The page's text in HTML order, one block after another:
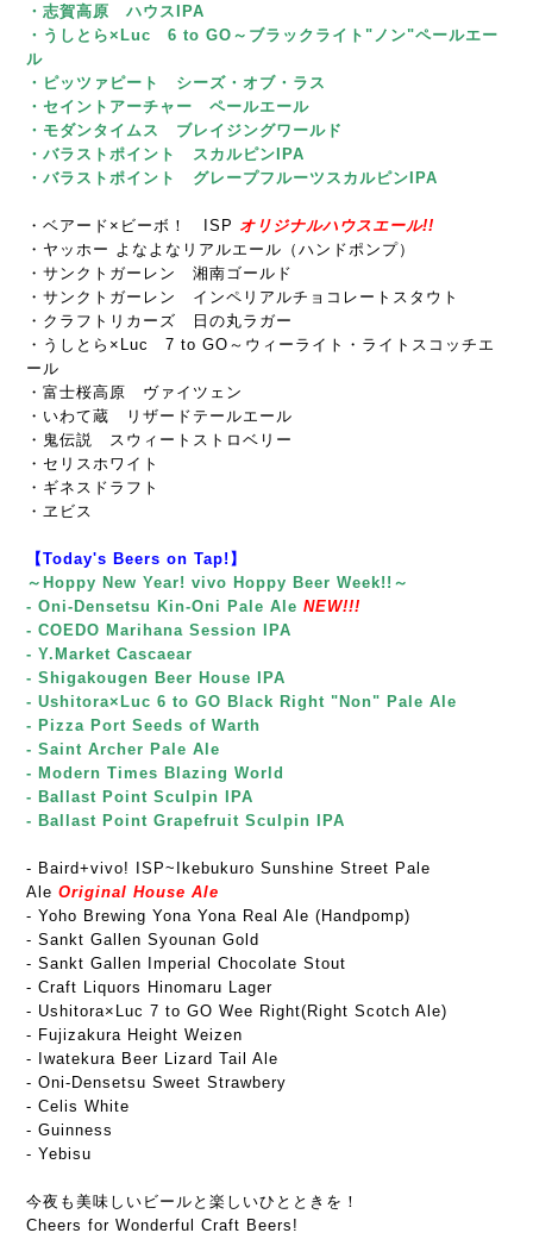
・志賀高原 ハウスIPA
・うしとら×Luc 6 to GO～ブラックライト"ノン"ペールエー
ル
・ピッツァピート シーズ・オブ・ラス
・セイントアーチャー ペールエール
・モダンタイムス ブレイジングワールド
・バラストポイント スカルピンIPA
・バラストポイント グレープフルーツスカルピンIPA
・ベアード×ビーボ！ ISP オリジナルハウスエール!!
・ヤッホー よなよなリアルエール（ハンドポンプ）
・サンクトガーレン 湘南ゴールド
・サンクトガーレン インペリアルチョコレートスタウト
・クラフトリカーズ 日の丸ラガー
・うしとら×Luc 7 to GO～ウィーライト・ライトスコッチエ
ール
・富士桜高原 ヴァイツェン
・いわて蔵 リザードテールエール
・鬼伝説 スウィートストロベリー
・セリスホワイト
・ギネスドラフト
・ヱビス
【Today's Beers on Tap!】
～Hoppy New Year! vivo Hoppy Beer Week!!～
- Oni-Densetsu Kin-Oni Pale Ale NEW!!!
- COEDO Marihana Session IPA
- Y.Market Cascaear
- Shigakougen Beer House IPA
- Ushitora×Luc 6 to GO Black Right "Non" Pale Ale
- Pizza Port Seeds of Warth
- Saint Archer Pale Ale
- Modern Times Blazing World
- Ballast Point Sculpin IPA
- Ballast Point Grapefruit Sculpin IPA
- Baird+vivo! ISP~Ikebukuro Sunshine Street Pale
Ale Original House Ale
- Yoho Brewing Yona Yona Real Ale (Handpomp)
- Sankt Gallen Syounan Gold
- Sankt Gallen Imperial Chocolate Stout
- Craft Liquors Hinomaru Lager
- Ushitora×Luc 7 to GO Wee Right(Right Scotch Ale)
- Fujizakura Height Weizen
- Iwatekura Beer Lizard Tail Ale
- Oni-Densetsu Sweet Strawbery
- Celis White
- Guinness
- Yebisu
今夜も美味しいビールと楽しいひとときを！
Cheers for Wonderful Craft Beers!